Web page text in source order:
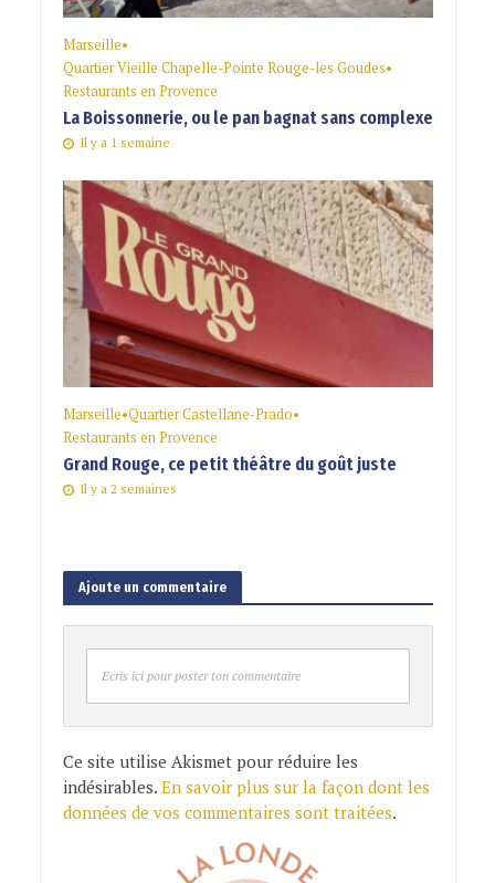
Marseille•
Quartier Vieille Chapelle-Pointe Rouge-les Goudes•
Restaurants en Provence
La Boissonnerie, ou le pan bagnat sans complexe
Il y a 1 semaine
Marseille•Quartier Castellane-Prado•
Restaurants en Provence
Grand Rouge, ce petit théâtre du goût juste
Il y a 2 semaines
Ajoute un commentaire
Ecris ici pour poster ton commentaire
Ce site utilise Akismet pour réduire les
indésirables. En savoir plus sur la façon dont les
données de vos commentaires sont traitées.